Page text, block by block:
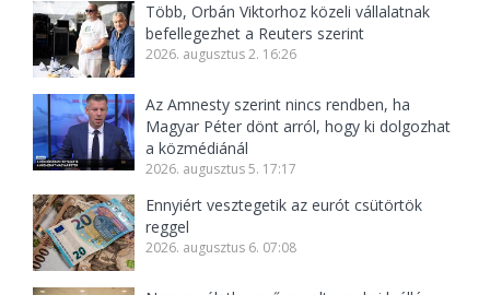
Több, Orbán Viktorhoz közeli vállalatnak
befellegezhet a Reuters szerint
2026. augusztus 2. 16:26
Az Amnesty szerint nincs rendben, ha
Magyar Péter dönt arról, hogy ki dolgozhat
a közmédiánál
2026. augusztus 5. 17:17
Ennyiért vesztegetik az eurót csütörtök
reggel
2026. augusztus 6. 07:08